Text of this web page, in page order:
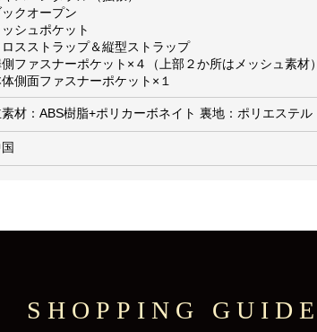
ックオープン
ッシュポケット
ロスストラップ＆縦型ストラップ
側ファスナーポケット×４（上部２か所はメッシュ素材）
側面ファスナーポケット×１
素材：ABS樹脂+ポリカーボネイト 裏地：ポリエステル
SHOPPING GUIDE